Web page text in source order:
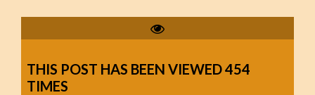
THIS POST HAS BEEN VIEWED454
TIMES